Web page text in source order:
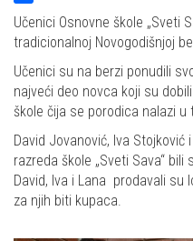
Share
Učenici Osnovne škole „Sveti
tradicionalnoj Novogodišnjoj
Učenici su na berzi ponudili
najveći deo novca koji su
škole čija se porodica nalazi
David Jovanović, Iva Stojković
razreda škole „Sveti Sava“
David, Iva i Lana prodavali su
za njih biti kupaca.